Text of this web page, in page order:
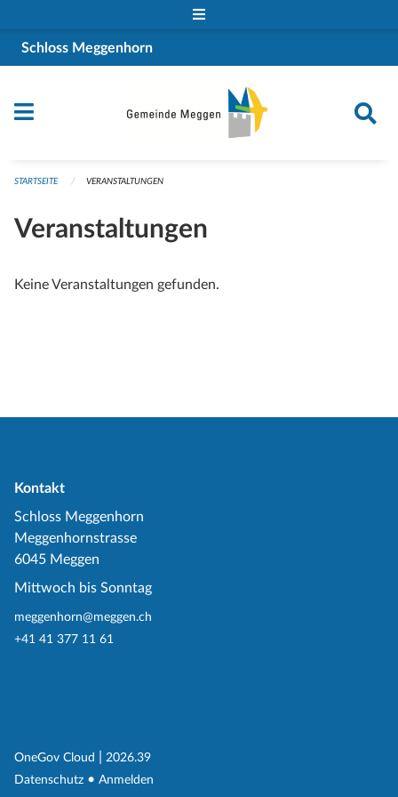
Schloss Meggenhorn
STARTSEITE VERANSTALTUNGEN
Veranstaltungen
Keine Veranstaltungen gefunden.
Kontakt
Schloss Meggenhorn
Meggenhornstrasse
6045 Meggen
Mittwoch bis Sonntag
meggenhorn@meggen.ch
+41 41 377 11 61
OneGov Cloud (External Link)
2026.39
Datenschutz (External Link)
Anmelden